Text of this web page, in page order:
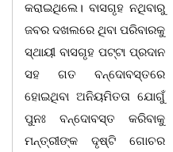
କରାଇଥିଲେ। ବାସଗୃହ ନଥିବାରୁ
ଜବର ଦଖଲରେ ଥିବା ପରିବାରକୁ
ସ୍ଥାୟୀ ବାସଗୃହ ପଟ୍ଟା ପ୍ରଦାନ
ସହ ଗତ ବନ୍ଦୋବସ୍ତରେ
ହୋଇଥିବା ଅନିୟମିତତା ଯୋଗୁଁ
ପୁନଃ ବନ୍ଦୋବସ୍ତ କରିବାକୁ
ମନ୍ତ୍ରୀଙ୍କ ଦୃଷ୍ଟି ଗୋଚର